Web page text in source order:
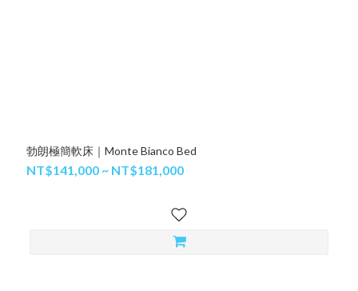
勃朗極簡軟床｜Monte Bianco Bed
NT$141,000 ~ NT$181,000